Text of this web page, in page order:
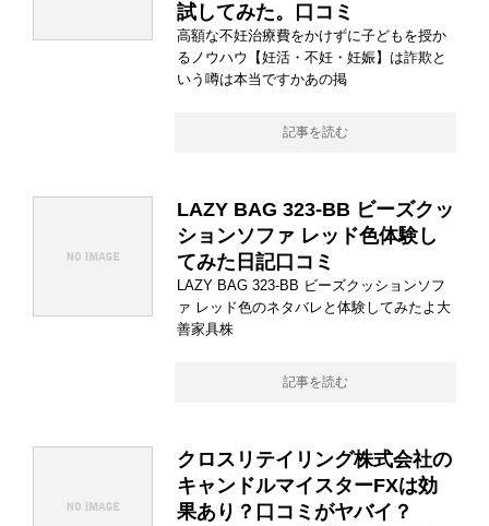
試してみた。口コミ
高額な不妊治療費をかけずに子どもを授か
るノウハウ【妊活・不妊・妊娠】は詐欺と
いう噂は本当ですかあの掲
記事を読む
LAZY BAG 323-BB ビーズクッ
ションソファ レッド色体験し
てみた日記口コミ
LAZY BAG 323-BB ビーズクッションソフ
ァ レッド色のネタバレと体験してみたよ大
善家具株
記事を読む
クロスリテイリング株式会社の
キャンドルマイスターFXは効
果あり？口コミがヤバイ？